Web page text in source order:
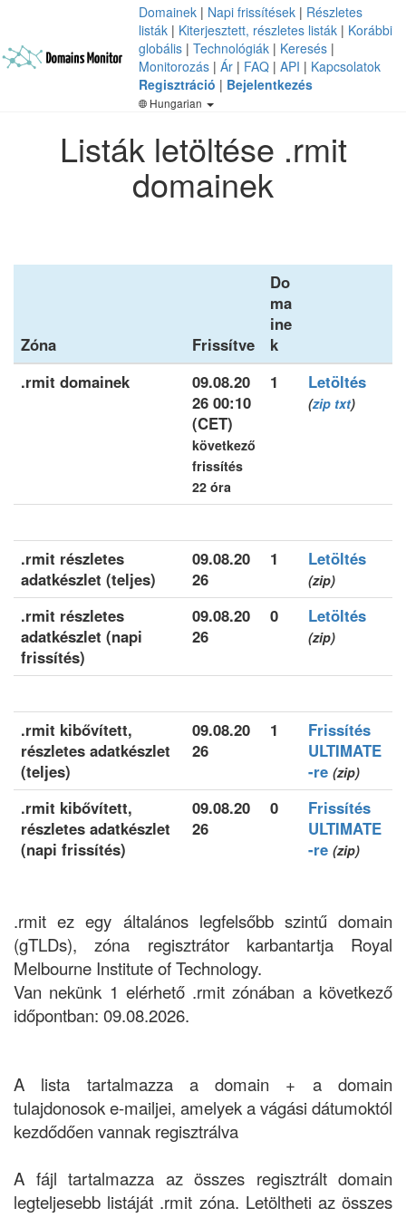
Domainek | Napi frissítések | Részletes
listák | Kiterjesztett, részletes listák | Korábbi
globális | Technológiák | Keresés |
Monitorozás | Ár | FAQ | API | Kapcsolatok
Regisztráció | Bejelentkezés
Hungarian
Listák letöltése .rmit
domainek
Zóna Frissítve
Do
ma
ine
k
.rmit domainek
09.08.20
26 00:10
(CET)
következő
frissítés
22 óra
1 Letöltés
(zip txt)
.rmit részletes
adatkészlet (teljes)
09.08.20
26
1 Letöltés
(zip)
.rmit részletes
adatkészlet (napi
frissítés)
09.08.20
26
0 Letöltés
(zip)
.rmit kibővített,
részletes adatkészlet
(teljes)
09.08.20
26
1
Frissítés
ULTIMATE
-re (zip)
.rmit kibővített,
részletes adatkészlet
(napi frissítés)
09.08.20
26
0
Frissítés
ULTIMATE
-re (zip)
.rmit ez egy általános legfelsőbb szintű domain
(gTLDs), zóna regisztrátor karbantartja Royal
Melbourne Institute of Technology.
Van nekünk 1 elérhető .rmit zónában a következő
időpontban: 09.08.2026.
A lista tartalmazza a domain + a domain
tulajdonosok e-mailjei, amelyek a vágási dátumoktól
kezdődően vannak regisztrálva
A fájl tartalmazza az összes regisztrált domain
legteljesebb listáját .rmit zóna. Letöltheti az összes